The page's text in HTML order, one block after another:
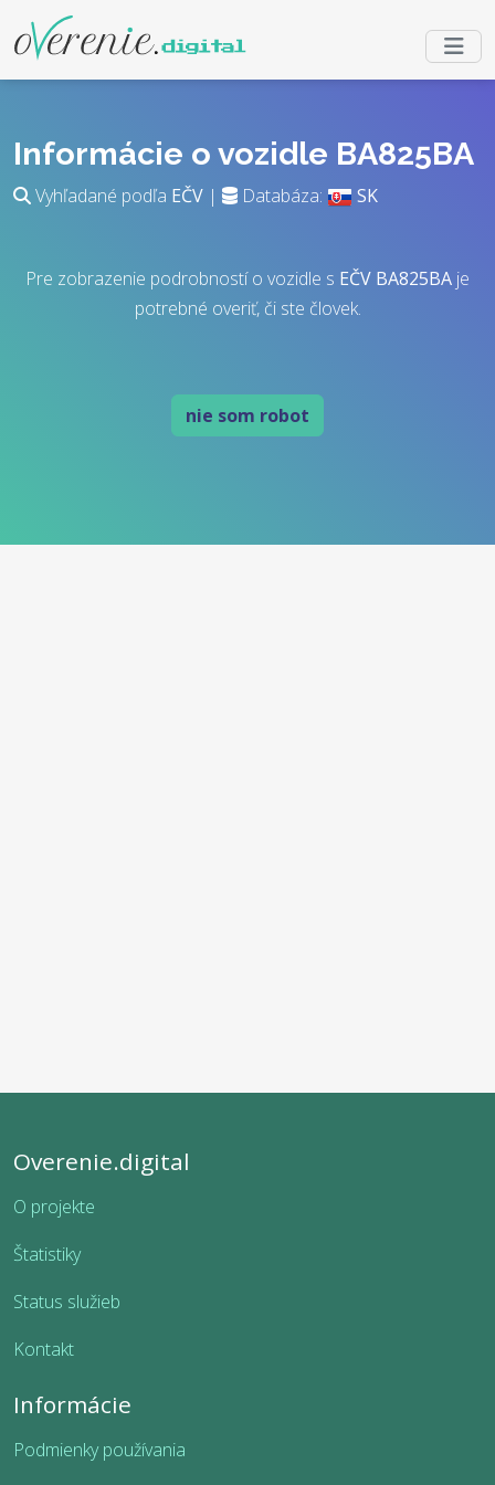
Informácie o vozidle BA825BA
Vyhľadané podľa EČV | Databáza: SK
Pre zobrazenie podrobností o vozidle s EČV BA825BA je
potrebné overiť, či ste človek.
nie som robot
Overenie.digital
O projekte
Štatistiky
Status služieb
Kontakt
Informácie
Podmienky používania